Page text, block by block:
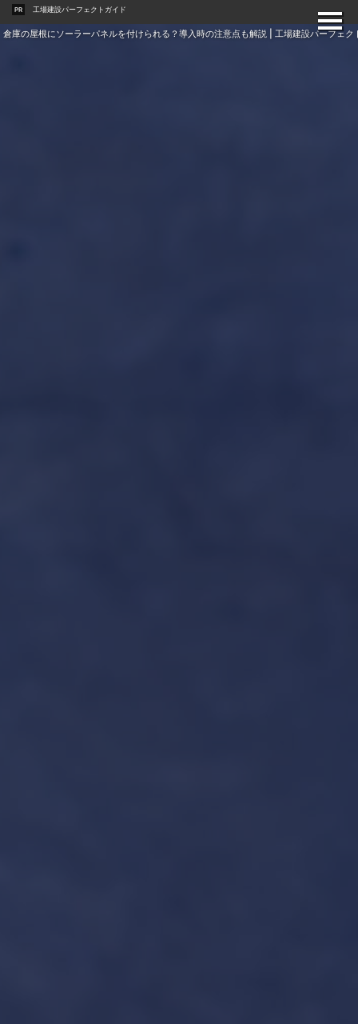
PR 工場建設パーフェクトガイド
倉庫の屋根にソーラーパネルを付けられる？導入時の注意点も解説 | 工場建設パーフェク